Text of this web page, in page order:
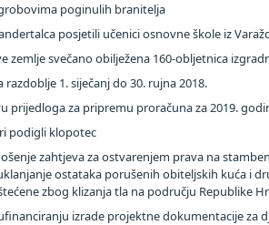
poginulih branitelja
posjetili učenici osnovne škole iz
zemlje svečano obilježena 160-obljetnica
razdoblje 1. siječanj do 30. rujna 2018.
prijedloga za pripremu proračuna za 2019.
podigli klopotec
zahtjeva za ostvarenjem prava na
ostataka porušenih obiteljskih kuća i
zbog klizanja tla na području Republike
izrade projektne dokumentacije za